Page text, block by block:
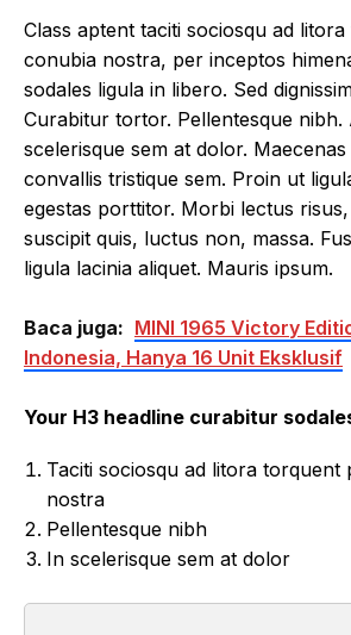
Class aptent taciti sociosqu ad
conubia nostra, per inceptos
sodales ligula in libero. Sed
Curabitur tortor. Pellentesque nibh.
scelerisque sem at dolor. Maecenas
convallis tristique sem. Proin ut
egestas porttitor. Morbi lectus
suscipit quis, luctus non, massa.
ligula lacinia aliquet. Mauris ipsum.
Baca juga: MINI 1965 Victory
Indonesia, Hanya 16 Unit Eksklusif
Your H3 headline curabitur
Taciti sociosqu ad litora torquent
nostra
Pellentesque nibh
In scelerisque sem at dolor